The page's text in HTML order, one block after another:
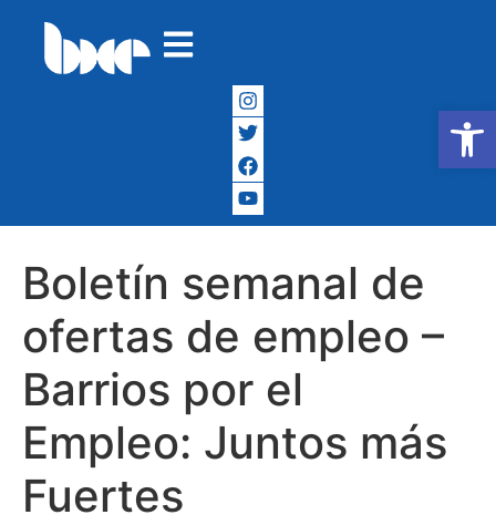
Abrir
Boletín semanal de
ofertas de empleo –
Barrios por el
Empleo: Juntos más
Fuertes